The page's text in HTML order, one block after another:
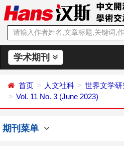
学术期刊
首页 人文社科
世界文学研
Vol. 11 No. 3 (June 2023)
期刊菜单